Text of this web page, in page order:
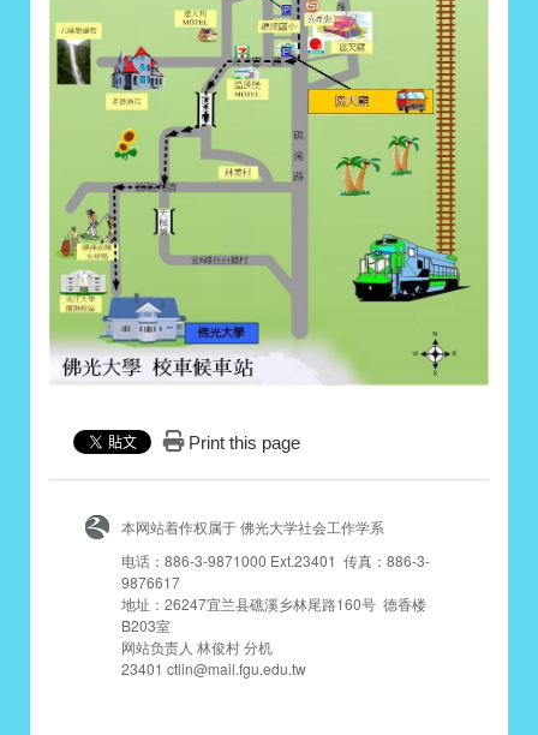
Print this page
本网站着作权属于 佛光大学社会工作学系
电话：886-3-9871000 Ext.23401 传真：886-3-
9876617
地址：26247宜兰县礁溪乡林尾路160号 德香楼
B203室
网站负责人 林俊村 分机
23401 ctlin@mail.fgu.edu.tw